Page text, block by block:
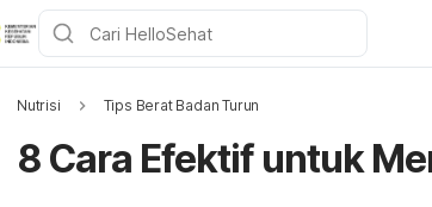
Nutrisi Tips Berat Badan Turun
8 Cara Efektif untuk